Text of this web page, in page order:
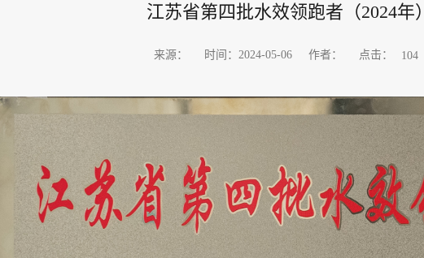
江苏省第四批水效领跑者（2024年）
来源： 时间：2024-05-06 作者： 点击： 104